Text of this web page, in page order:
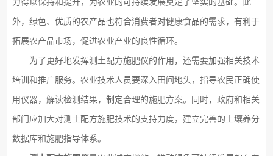
外，绿色、优质的农产品也符合消费者对健康食品的需求，有利于
拓展农产品市场，促进农业产业的良性循环。
为了更好地发挥测土配方施肥仪的作用，还需要加强相关技术
培训和推广服务。农业技术人员要深入田间地头，指导农民正确使
用仪器，解读检测结果，制定合理的施肥方案。同时，政府和相关
部门应加大对测土配方施肥技术的支持力度，建立完善的土壤养分
数据库和施肥指导体系。